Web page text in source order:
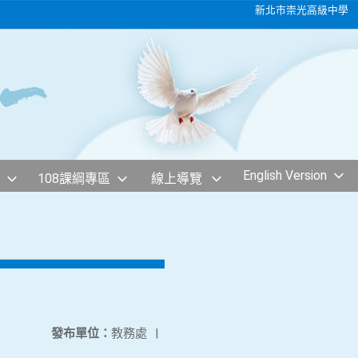
新北市崇光高級中學
108課綱專區 線上導覽 English Version
發布單位： 教務處 |